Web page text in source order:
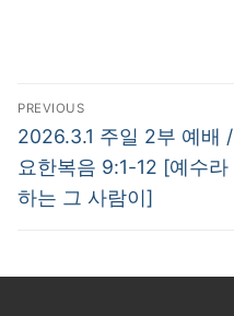
글
탐
색
PREVIOUS
Previous
post:
2026.3.1 주일 2부 예배 /
요한복음 9:1-12 [예수라
하는 그 사람이]